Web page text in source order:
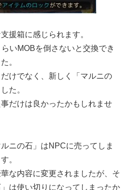
援箱に感じられます。
いMOBを倒さないと交換でき
。
けでなく、新しく「マルニの
た。
だけは良かったかもしれませ
ニの石」はNPCに売ってしま
。
な内容に変更されましたが、そ
は使い切りになってしまったか